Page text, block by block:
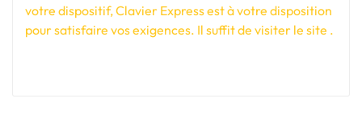
votre dispositif, Clavier Express est à votre disposition
pour satisfaire vos exigences. Il suffit de visiter le site .